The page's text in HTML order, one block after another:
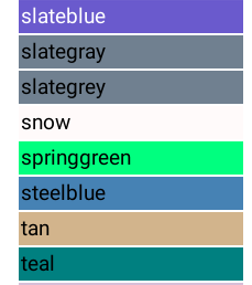
slateblue
slategray
slategrey
snow
springgreen
steelblue
tan
teal